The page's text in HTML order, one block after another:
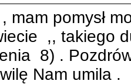
mam pomysł
,, takiego
8) .
Nam umila .